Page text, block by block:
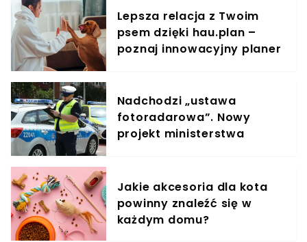
Lepsza relacja z Twoim
psem dzięki hau.plan –
poznaj innowacyjny planer
Nadchodzi „ustawa
fotoradarowa”. Nowy
projekt ministerstwa
Jakie akcesoria dla kota
powinny znaleźć się w
każdym domu?